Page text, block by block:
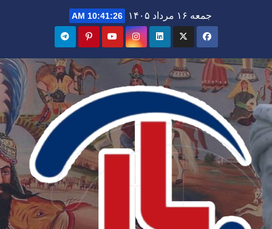
جمعه ۱۶ مرداد ۱۴۰۵ 10:41:27 AM